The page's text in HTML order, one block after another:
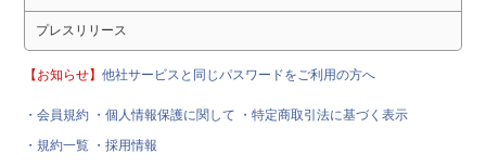
プレスリリース
【お知らせ】他社サービスと同じパスワードをご利用の方へ
・会員規約 ・個人情報保護に関して
・特定商取引法に基づく表示
・規約一覧 ・採用情報